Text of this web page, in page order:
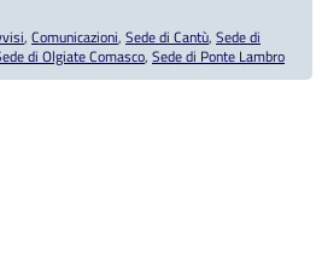
, Comunicazioni, Sede di Cantù, Sede di
di Olgiate Comasco, Sede di Ponte Lambro